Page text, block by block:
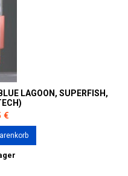
LAGOON, SUPERFISH,
€